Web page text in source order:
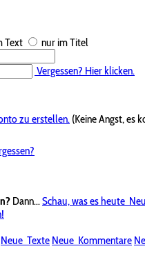
Text
nur im Titel
Vergessen? Hier klicken.
zu erstellen. (Keine Angst, es
Dann...Schau, was es heute
Neue Texte Neue Kommentare